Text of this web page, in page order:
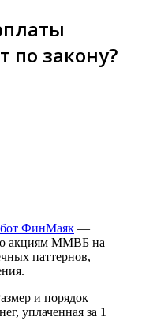
по закону?
ФинМаяк —
акциям ММВБ на
паттернов,
и порядок
уплаченная за 1